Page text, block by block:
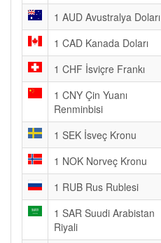
1 AUD Avustralya Doları
1 CAD Kanada Doları
1 CHF İsviçre Frankı
1 CNY Çin Yuanı
Renminbisi
1 SEK İsveç Kronu
1 NOK Norveç Kronu
1 RUB Rus Rublesi
1 SAR Suudi Arabistan
Riyali